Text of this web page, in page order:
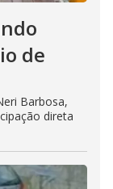
de
Barbosa,
direta